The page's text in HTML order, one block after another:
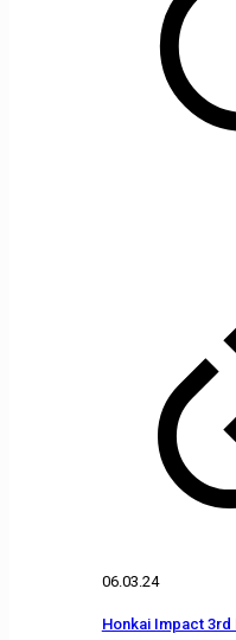
06.03.24
Honkai Impact 3rd